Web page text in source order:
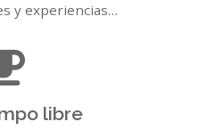
y experiencias…
libre